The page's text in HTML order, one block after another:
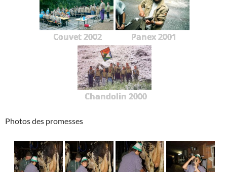
Couvet 2002 Panex 2001
Chandolin 2000
Photos des promesses